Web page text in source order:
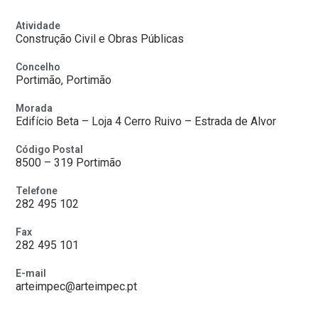
Atividade
Construção Civil e Obras Públicas
Concelho
Portimão, Portimão
Morada
Edifício Beta – Loja 4 Cerro Ruivo – Estrada de Alvor
Código Postal
8500 – 319 Portimão
Telefone
282 495 102
Fax
282 495 101
E-mail
arteimpec@arteimpec.pt